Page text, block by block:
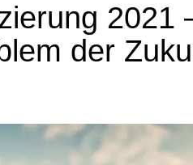
Büro
Garten
2021
der